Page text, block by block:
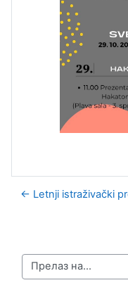
← Letnji istraživački
Прелаз на...